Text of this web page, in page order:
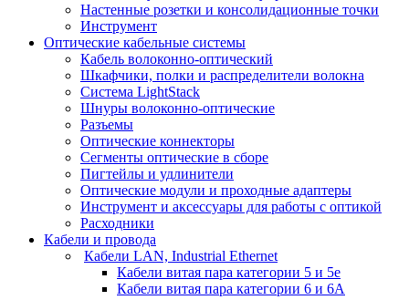
Настенные розетки и консолидационные точки
Инструмент
Оптические кабельные системы
Кабель волоконно-оптический
Шкафчики, полки и распределители волокна
Система LightStack
Шнуры волоконно-оптические
Разъемы
Оптические коннекторы
Сегменты оптические в сборе
Пигтейлы и удлинители
Оптические модули и проходные адаптеры
Инструмент и аксессуары для работы с оптикой
Расходники
Кабели и провода
Кабели LAN, Industrial Ethernet
Кабели витая пара категории 5 и 5е
Кабели витая пара категории 6 и 6A